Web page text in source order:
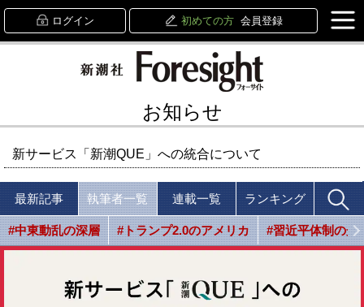
ログイン 初めての方 会員登録
お知らせ
新サービス「新潮QUE」への統合について
最新記事 執筆者一覧 連載一覧 ランキング
#中東動乱の深層 #トランプ2.0のアメリカ #習近平体制の光